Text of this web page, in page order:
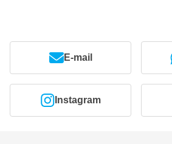
E-mail
Instagram